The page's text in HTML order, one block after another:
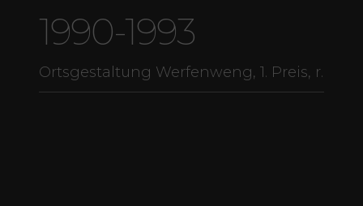
1990-1993
Ortsgestaltung Werfenweng, 1. Preis, r.